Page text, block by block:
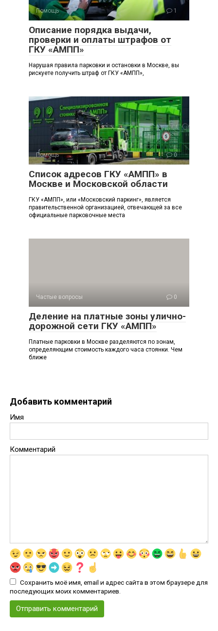
Помощь 1
Описание порядка выдачи,
проверки и оплаты штрафов от
ГКУ «АМПП»
Нарушая правила парковки и остановки в Москве, вы
рискуете получить штраф от ГКУ «АМПП»,
Помощь 0
Список адресов ГКУ «АМПП» в
Москве и Московской области
ГКУ «АМПП», или «Московский паркинг», является
правительственной организацией, отвечающей за все
официальные парковочные места
Частые вопросы 0
Деление на платные зоны улично-
дорожной сети ГКУ «АМПП»
Платные парковки в Москве разделяются по зонам,
определяющим стоимость каждого часа стоянки. Чем
ближе
Добавить комментарий
Имя
Комментарий
Сохранить моё имя, email и адрес сайта в этом браузере для
последующих моих комментариев.